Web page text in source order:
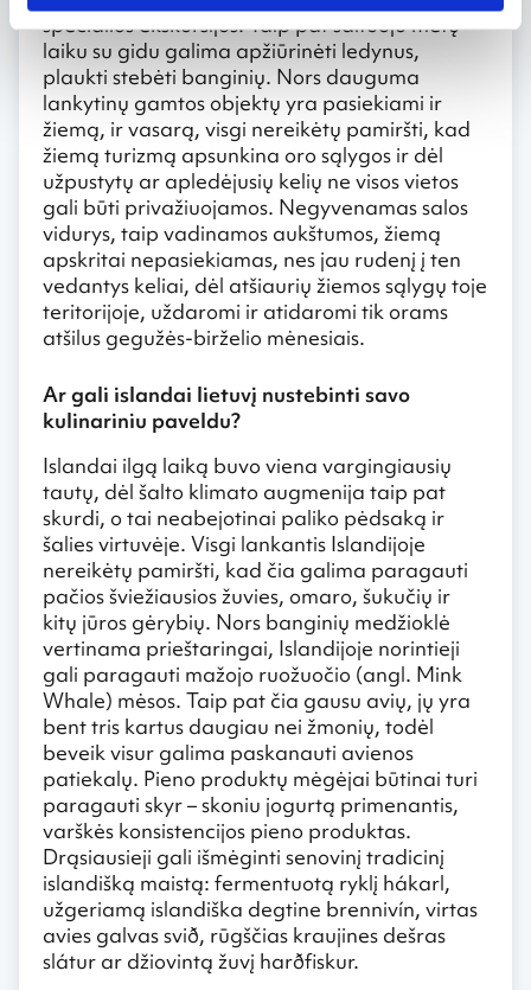
specialios ekskursijos. Taip pat šaltuoju metų
laiku su gidu galima apžiūrinėti ledynus,
plaukti stebėti banginių. Nors dauguma
lankytinų gamtos objektų yra pasiekiami ir
žiemą, ir vasarą, visgi nereikėtų pamiršti, kad
žiemą turizmą apsunkina oro sąlygos ir dėl
užpustytų ar apledėjusių kelių ne visos vietos
gali būti privažiuojamos. Negyvenamas salos
vidurys, taip vadinamos aukštumos, žiemą
apskritai nepasiekiamas, nes jau rudenį į ten
vedantys keliai, dėl atšiaurių žiemos sąlygų toje
teritorijoje, uždaromi ir atidaromi tik orams
atšilus gegužės-birželio mėnesiais.
Ar gali islandai lietuvį nustebinti savo
kulinariniu paveldu?
Islandai ilgą laiką buvo viena vargingiausių
tautų, dėl šalto klimato augmenija taip pat
skurdi, o tai neabejotinai paliko pėdsaką ir
šalies virtuvėje. Visgi lankantis Islandijoje
nereikėtų pamiršti, kad čia galima paragauti
pačios šviežiausios žuvies, omaro, šukučių ir
kitų jūros gėrybių. Nors banginių medžioklė
vertinama prieštaringai, Islandijoje norintieji
gali paragauti mažojo ruožuočio (angl. Mink
Whale) mėsos. Taip pat čia gausu avių, jų yra
bent tris kartus daugiau nei žmonių, todėl
beveik visur galima paskanauti avienos
patiekalų. Pieno produktų mėgėjai būtinai turi
paragauti skyr – skoniu jogurtą primenantis,
varškės konsistencijos pieno produktas.
Drąsiausieji gali išmėginti senovinį tradicinį
islandišką maistą: fermentuotą ryklį hákarl,
užgeriamą islandiška degtine brennivín, virtas
avies galvas svið, rūgščias kraujines dešras
slátur ar džiovintą žuvį harðfiskur.